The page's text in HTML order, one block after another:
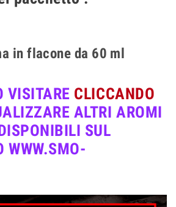
in flacone da 60 ml
CLICCANDO
ALTRI AROMI
SUL
WWW.SMO-